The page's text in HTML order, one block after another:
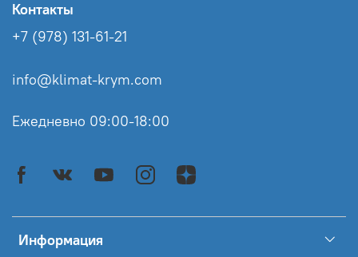
Информация
Контакты
+7 (978) 131-61-21
info@klimat-krym.com
Ежедневно 09:00-18:00